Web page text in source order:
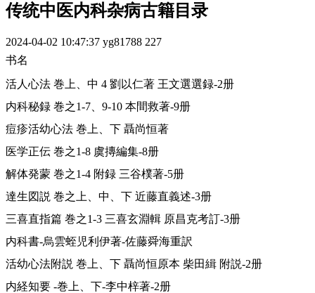
传统中医内科杂病古籍目录
2024-04-02 10:47:37 yg81788 227
书名
活人心法 巻上、中 4 劉以仁著 王文選選録-2册
内科秘録 巻之1-7、9-10 本間救著-9册
痘疹活幼心法 巻上、下 聶尚恒著
医学正伝 巻之1-8 虞摶編集-8册
解体発蒙 巻之1-4 附録 三谷樸著-5册
達生図説 巻之上、中、下 近藤直義述-3册
三喜直指篇 巻之1-3 三喜玄淵輯 原昌克考訂-3册
内科書-烏雲蛭児利伊著-佐藤舜海重訳
活幼心法附説 巻上、下 聶尚恒原本 柴田緝 附説-2册
内経知要 -巻上、下-李中梓著-2册